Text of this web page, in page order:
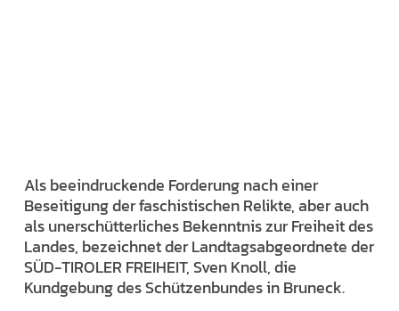
Als beeindruckende Forderung nach einer
Beseitigung der faschistischen Relikte, aber auch
als unerschütterliches Bekenntnis zur Freiheit des
Landes, bezeichnet der Landtagsabgeordnete der
SÜD-TIROLER FREIHEIT, Sven Knoll, die
Kundgebung des Schützenbundes in Bruneck.